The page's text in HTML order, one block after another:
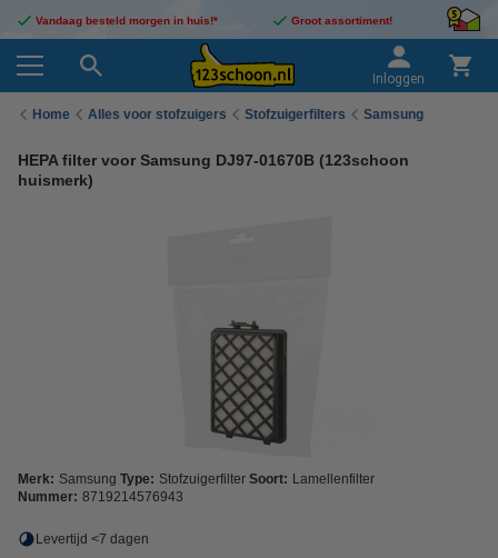
Vandaag besteld morgen in huis!* Groot assortiment!
Inloggen
Home Alles voor stofzuigers Stofzuigerfilters Samsung
HEPA filter voor Samsung DJ97-01670B (123schoon
huismerk)
Merk: Samsung Type: Stofzuigerfilter Soort: Lamellenfilter
Nummer: 8719214576943
Levertijd <7 dagen